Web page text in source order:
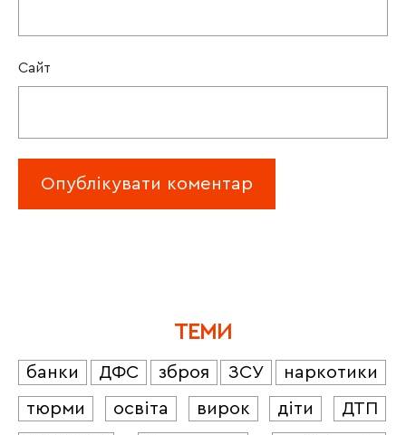
Сайт
ТЕМИ
банки ДФС зброя ЗСУ
наркотики
тюрми
освіта вирок діти
ДТП